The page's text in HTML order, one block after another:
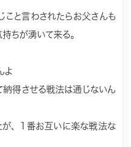
と言わされたらお父さんも
ちが湧いて来る。
よ
得させる戦法は通じないん
が、1番お互いに楽な戦法な